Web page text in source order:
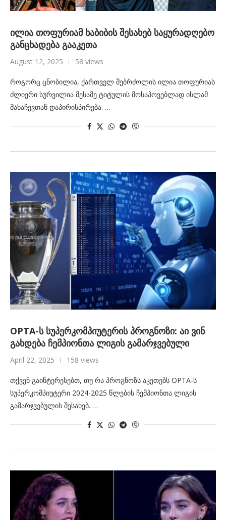
ილია თოფურიამ ხაბიბის შესახებ საყურადღებო
განცხადება გააკეთა
August 12, 2025 58 views
როგორც ცნობილია, ქართველ მებრძოლის ილია თოფურიას
ძლიერი სურვილია მესამე ტიტულის მოსაპოვებლად ისლამ
მახაჩევთან დაპირისპირება. …
OPTA-ს სუპერკომპიუტერის პროგნოზი: აი ვინ
გახდება ჩემპიონთა ლიგის გამარჯვებული
April 22, 2025 158 views
თქვენ გაინტერესებთ, თუ რა პროგნოზს აკეთებს OPTA-ს
სუპერკომპიუტერი 2024-2025 წლების ჩემპიონთა ლიგის
გამარჯვებულის შესახებ. …